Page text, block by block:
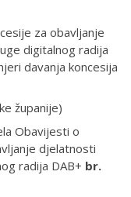
za obavljanje
digitalnog radija
davanja koncesija
županije)
Obavijesti o
djelatnosti
radija DAB+ br.